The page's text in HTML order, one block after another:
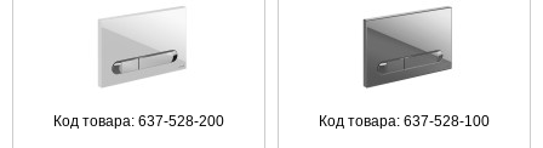
Код товара: 637-528-200 Код товара: 637-528-100